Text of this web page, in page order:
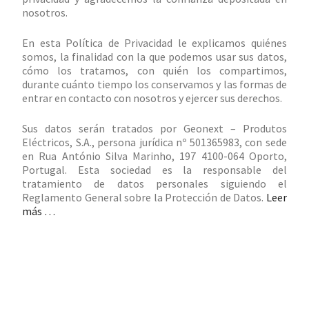
nosotros.
En esta Política de Privacidad le explicamos quiénes
somos, la finalidad con la que podemos usar sus datos,
cómo los tratamos, con quién los compartimos,
durante cuánto tiempo los conservamos y las formas de
entrar en contacto con nosotros y ejercer sus derechos.
Sus datos serán tratados por Geonext – Produtos
Eléctricos, S.A., persona jurídica nº 501365983, con sede
en Rua António Silva Marinho, 197 4100-064 Oporto,
Portugal. Esta sociedad es la responsable del
tratamiento de datos personales siguiendo el
Reglamento General sobre la Protección de Datos. Leer
más …